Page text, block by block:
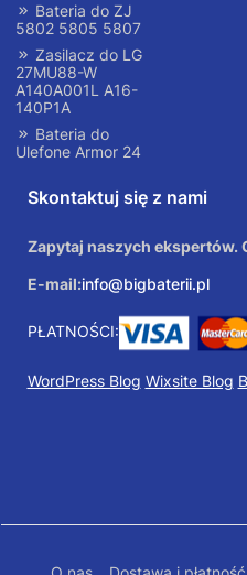
Bateria do ZJ
5802 5805 5807
Zasilacz do LG
27MU88-W
A140A001L A16-
140P1A
Bateria do
Ulefone Armor 24
Skontaktuj się z nami
Zapytaj naszych ekspertów.
E-mail:info@bigbaterii.pl
PŁATNOŚCI:
WordPress Blog Wixsite Blog